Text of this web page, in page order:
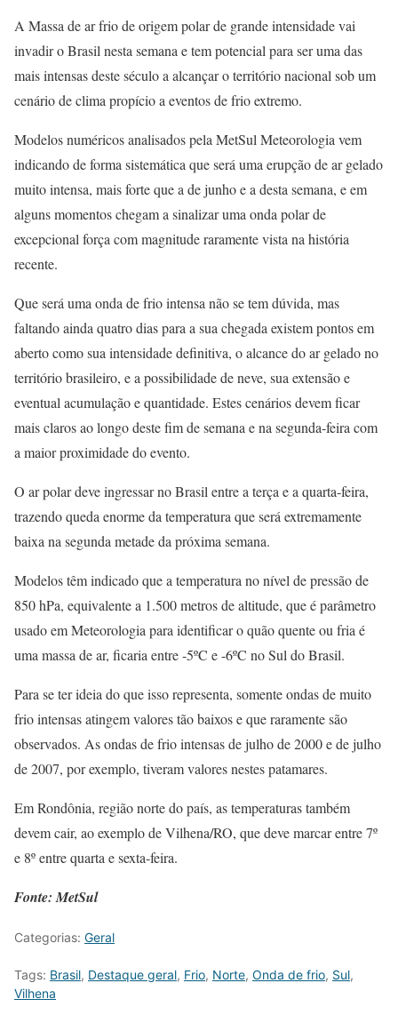
A Massa de ar frio de origem polar de grande intensidade vai
invadir o Brasil nesta semana e tem potencial para ser uma das
mais intensas deste século a alcançar o território nacional sob um
cenário de clima propício a eventos de frio extremo.
Modelos numéricos analisados pela MetSul Meteorologia vem
indicando de forma sistemática que será uma erupção de ar gelado
muito intensa, mais forte que a de junho e a desta semana, e em
alguns momentos chegam a sinalizar uma onda polar de
excepcional força com magnitude raramente vista na história
recente.
Que será uma onda de frio intensa não se tem dúvida, mas
faltando ainda quatro dias para a sua chegada existem pontos em
aberto como sua intensidade definitiva, o alcance do ar gelado no
território brasileiro, e a possibilidade de neve, sua extensão e
eventual acumulação e quantidade. Estes cenários devem ficar
mais claros ao longo deste fim de semana e na segunda-feira com
a maior proximidade do evento.
O ar polar deve ingressar no Brasil entre a terça e a quarta-feira,
trazendo queda enorme da temperatura que será extremamente
baixa na segunda metade da próxima semana.
Modelos têm indicado que a temperatura no nível de pressão de
850 hPa, equivalente a 1.500 metros de altitude, que é parâmetro
usado em Meteorologia para identificar o quão quente ou fria é
uma massa de ar, ficaria entre -5ºC e -6ºC no Sul do Brasil.
Para se ter ideia do que isso representa, somente ondas de muito
frio intensas atingem valores tão baixos e que raramente são
observados. As ondas de frio intensas de julho de 2000 e de julho
de 2007, por exemplo, tiveram valores nestes patamares.
Em Rondônia, região norte do país, as temperaturas também
devem cair, ao exemplo de Vilhena/RO, que deve marcar entre 7º
e 8º entre quarta e sexta-feira.
Fonte: MetSul
Categorias: Geral
Tags: Brasil, Destaque geral, Frio, Norte, Onda de frio, Sul,
Vilhena